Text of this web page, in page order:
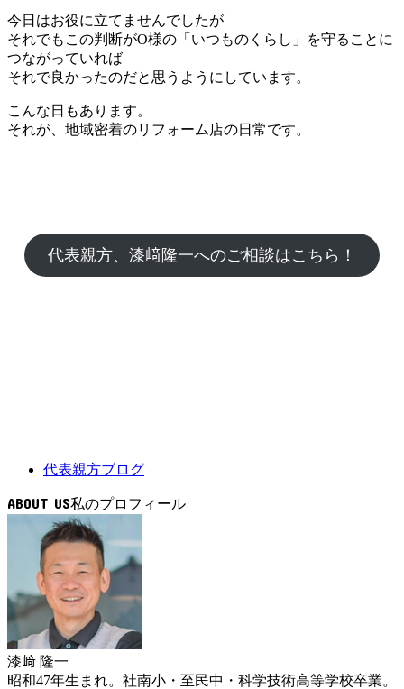
今日はお役に立てませんでしたが
それでもこの判断がO様の「いつものくらし」を守ることに
つながっていれば
それで良かったのだと思うようにしています。
こんな日もあります。
それが、地域密着のリフォーム店の日常です。
代表親方、漆﨑隆一へのご相談はこちら！
代表親方ブログ
ABOUT US
漆﨑 隆一
昭和47年生まれ。社南小・至民中・科学技術高等学校卒業。